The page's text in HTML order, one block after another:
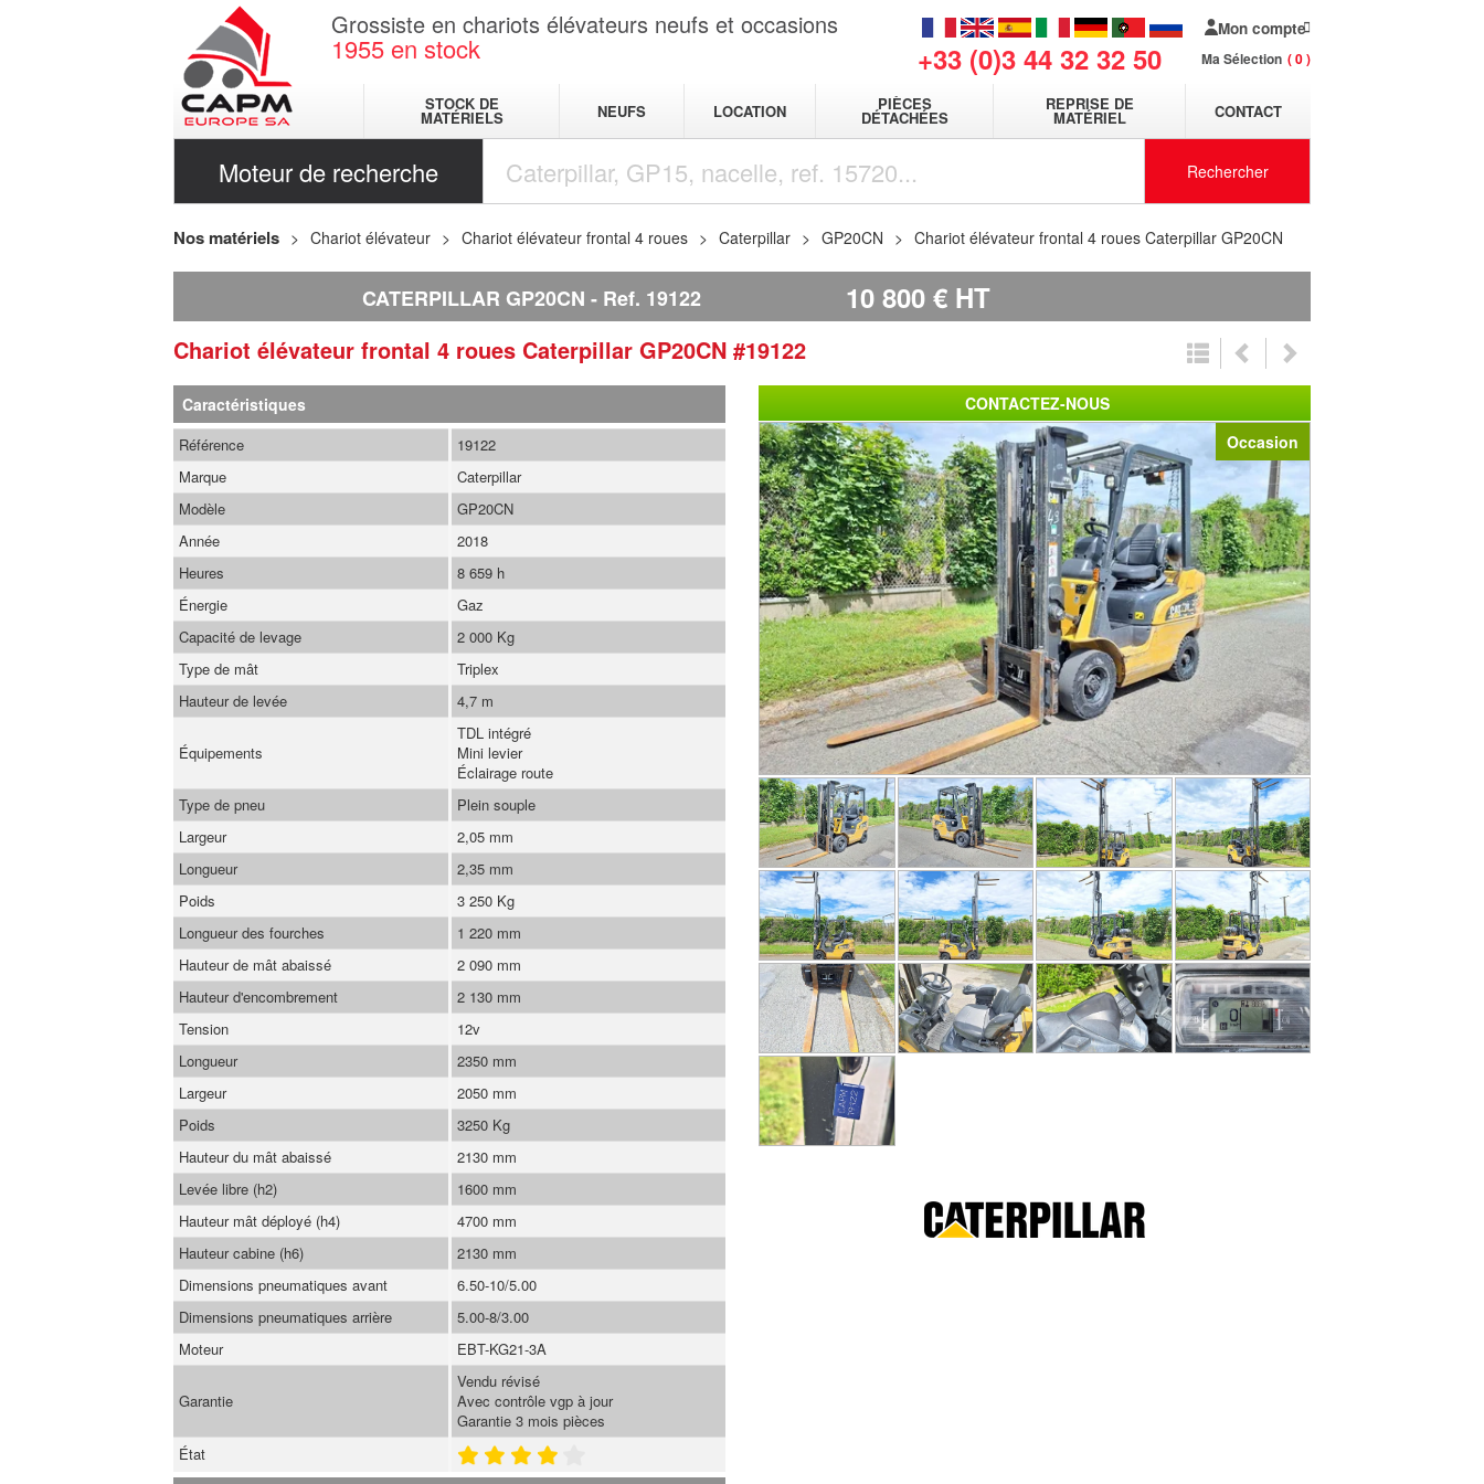
Grossiste en chariots élévateurs neufs et occasions
1955 en stock +33 (0)3 44 32 32 50
Mon compte
Ma Sélection 0
STOCK DE
MATÉRIELS NEUFS LOCATION PIÈCES
DÉTACHÉES
REPRISE DE
MATÉRIEL CONTACT
Moteur de recherche Rechercher
Nos matériels Chariot élévateur Chariot élévateur frontal 4 roues Caterpillar GP20CN Chariot élévateur frontal 4 roues Caterpillar GP20CN
CATERPILLAR GP20CN Ref. 19122 10 800 € HT
Chariot élévateur frontal 4 roues Caterpillar GP20CN #19122
Occasion
Caractéristiques
Référence
19122
Marque
Caterpillar
Modèle
GP20CN
Année
2018
Heures
8 659 h
Énergie
Gaz
Capacité de levage
2 000 Kg
Type de mât
Triplex
Hauteur de levée
4,7 m
Équipements
TDL intégré
Mini levier
Éclairage route
Type de pneu
Plein souple
Largeur
2,05 mm
Longueur
2,35 mm
Poids
3 250 Kg
Longueur des fourches
1 220 mm
Hauteur de mât abaissé
2 090 mm
Hauteur d'encombrement
2 130 mm
Tension
12v
Longueur
2350 mm
Largeur
2050 mm
Poids
3250 Kg
Hauteur du mât abaissé
2130 mm
Levée libre (h2)
1600 mm
Hauteur mât déployé (h4)
4700 mm
Hauteur cabine (h6)
2130 mm
Dimensions pneumatiques avant
6.50-10/5.00
Dimensions pneumatiques arrière
5.00-8/3.00
Moteur
EBT-KG21-3A
Garantie
Vendu révisé
Avec contrôle vgp à jour
Garantie 3 mois pièces
État
CONTACTEZ-NOUS